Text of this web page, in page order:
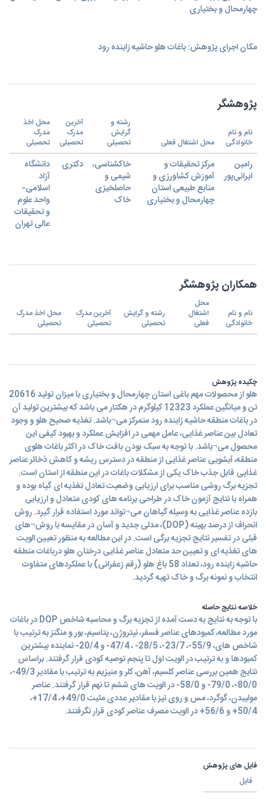
چهارمحال و بختیاری
مکان اجرای پژوهش: باغات هلو حاشیه زاینده رود
پژوهشگر
نام و نام
خانوادگی
محل اشتغال فعلی
رشته و
گرایش
تحصیلی
آخرین
مدرک
تحصیلی
محل اخذ
مدرک
تحصیلی
رامین
ایرانی‌پور
مرکز تحقیقات و
آموزش کشاورزی و
منابع طبیعی استان
چهارمحال و بختیاری
خاکشناسی،
شیمی ‌و‌
حاصلخیزی
خاک
دکتری
دانشگاه
آزاد
اسلامی-
واحد علوم
و تحقیقات
عالی تهران
همکاران پژوهشگر
نام و نام
خانوادگی
محل
اشتغال
فعلی
رشته و گرایش
تحصیلی
آخرین مدرک
تحصیلی
محل اخذ مدرک
تحصیلی
چکیده پژوهش
هلو از محصولات مهم باغی استان چهارمحال و بختیاری با میزان تولید 20616
تن و میانگین عملکرد 12323 کیلوگرم در هکتار می باشد که بیشترین تولید آن
در باغات منطقه حاشیه زاینده رود متمرکز می¬باشد. تغذیه صحیح هلو و وجود
تعادل بین عناصر غذایی، عامل مهمی در افزایش عملکرد و بهبود کیفی این
محصول می¬باشد. با توجه به سبک بودن بافت خاک در اکثر باغات هلوی
منطقه، آبشویی عناصر غذایی از منطقه در دسترس ریشه و کاهش ذخائر عناصر
غذایی قابل جذب خاک یکی از مشکلات باغات در این منطقه از استان است.
تجزیه برگ روشی مناسب برای ارزیابی وضعیت تعادل تغذیه ای گیاه بوده و
همراه با نتایج آزمون خاک در طراحی برنامه های کودی متعادل و ارزیابی
بازده عناصر غذایی به وسیله گیاهان می¬تواند مورد استفاده قرار گیرد. روش
انحراف از درصد بهینه (DOP)، مدلی جدید و آسان در مقایسه با روش¬های
قبلی در تفسیر نتایج تجزیه برگی است. در اين مطالعه به منظور تعیین الویت
های تغذیه ای و تعیین حد متعادل عناصر غذایی درختان هلو درباغات منطقه
حاشیه زاینده رود، تعداد 58 باغ هلو (رقم زعفرانی) با عملکردهای متفاوت
انتخاب و نمونه برگ و خاک تهیه گردید.
خلاصه نتایج حاصله
با توجه به نتایج به دست آمده از تجزیه برگ و محاسبه شاخص DOP در باغات
مورد مطالعه، کمبودهای عناصر فسفر، نیتروژن، پتاسیم، بور و منگنز به ترتیب با
شاخص های، 55/9-، 23/7-، 28/5- ، 47/4- و 20/4- نماینده بیشترین
کمبودها و به ترتیب در الویت اول تا پنجم توصیه کودی قرار گرفتند. براساس
نتایج همین بررسی عناصر کلسیم، آهن، کلر و منیزیم به ترتیب با مقادیر 49/3-،
80/0-، 79/0- و 58/0- در الویت های ششم تا نهم قرار گرفتند. عناصر
مولیبدن، گوگرد، مس و روی نیز با مقادیر عددی مثبت 49/0+، 17/4+،
50/4+ و 56/6+ در الویت مصرف عناصر کودی قرار نگرفتند.
فایل های پژوهش
فایل